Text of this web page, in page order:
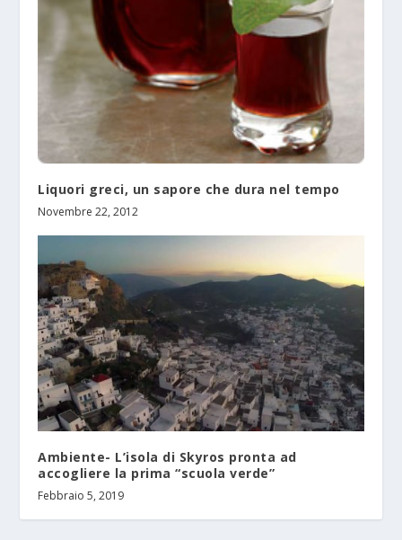
Liquori greci, un sapore che dura nel tempo
Novembre 22, 2012
Ambiente- L’isola di Skyros pronta ad
accogliere la prima “scuola verde”
Febbraio 5, 2019